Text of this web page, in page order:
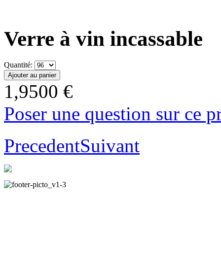
Verre à vin incassable
Quantité:
1,9500 €
Poser une question sur ce
PrecedentSuivant